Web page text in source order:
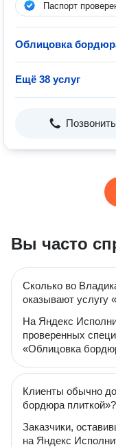
Паспорт
Облицовка
Ещё 38 услуг
Позвонить
Вы часто
Сколько во
оказывают услугу
На Яндекс
проверенных
«Облицовка
Клиенты обычно
бордюра плиткой»?
Заказчики,
на Яндекс